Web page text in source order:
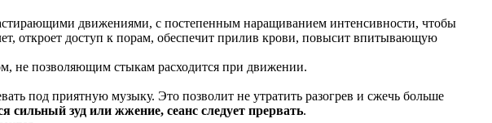
движениями, с постепенным наращиванием интенсивности, чтобы
откроет доступ к порам, обеспечит прилив крови, повысит впитывающую
не позволяющим стыкам расходится при движении.
под приятную музыку. Это позволит не утратить разогрев и сжечь больше
сильный зуд или жжение, сеанс следует прервать.